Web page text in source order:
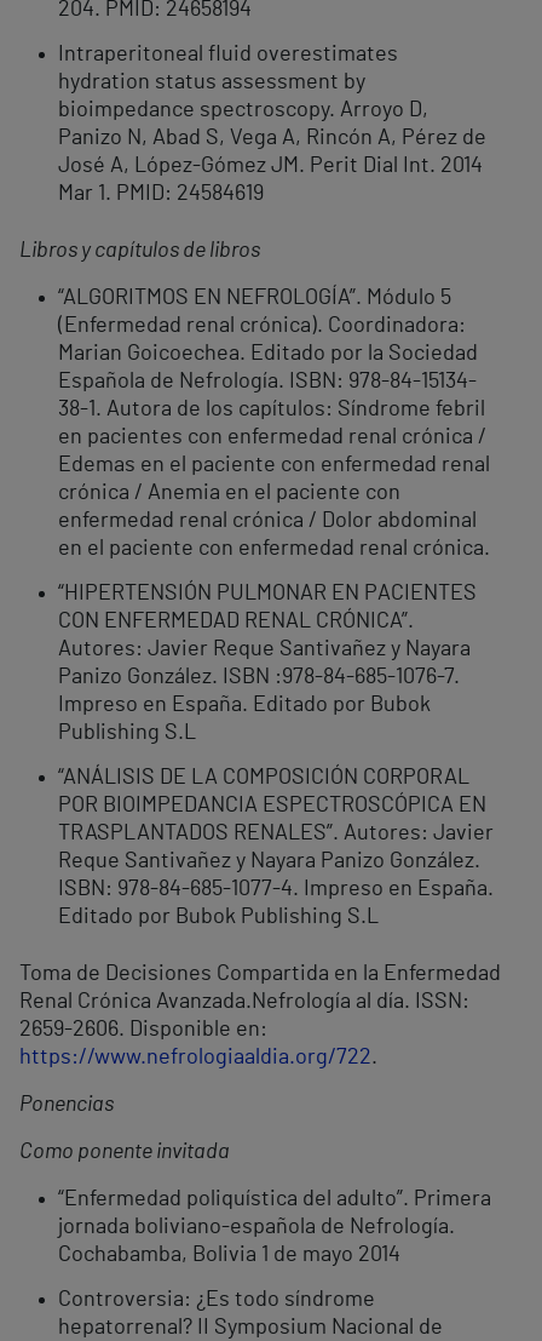
204. PMID: 24658194
Intraperitoneal fluid overestimates
hydration status assessment by
bioimpedance spectroscopy. Arroyo D,
Panizo N, Abad S, Vega A, Rincón A, Pérez de
José A, López-Gómez JM. Perit Dial Int. 2014
Mar 1. PMID: 24584619
Libros y capítulos de libros
“ALGORITMOS EN NEFROLOGÍA”. Módulo 5
(Enfermedad renal crónica). Coordinadora:
Marian Goicoechea. Editado por la Sociedad
Española de Nefrología. ISBN: 978-84-15134-
38-1. Autora de los capítulos: Síndrome febril
en pacientes con enfermedad renal crónica /
Edemas en el paciente con enfermedad renal
crónica / Anemia en el paciente con
enfermedad renal crónica / Dolor abdominal
en el paciente con enfermedad renal crónica.
“HIPERTENSIÓN PULMONAR EN PACIENTES
CON ENFERMEDAD RENAL CRÓNICA”.
Autores: Javier Reque Santivañez y Nayara
Panizo González. ISBN :978-84-685-1076-7.
Impreso en España. Editado por Bubok
Publishing S.L
“ANÁLISIS DE LA COMPOSICIÓN CORPORAL
POR BIOIMPEDANCIA ESPECTROSCÓPICA EN
TRASPLANTADOS RENALES”. Autores: Javier
Reque Santivañez y Nayara Panizo González.
ISBN: 978-84-685-1077-4. Impreso en España.
Editado por Bubok Publishing S.L
Toma de Decisiones Compartida en la Enfermedad
Renal Crónica Avanzada.Nefrología al día. ISSN:
2659-2606. Disponible en:
https://www.nefrologiaaldia.org/722.
Ponencias
Como ponente invitada
“Enfermedad poliquística del adulto”. Primera
jornada boliviano-española de Nefrología.
Cochabamba, Bolivia 1 de mayo 2014
Controversia: ¿Es todo síndrome
hepatorrenal? II Symposium Nacional de